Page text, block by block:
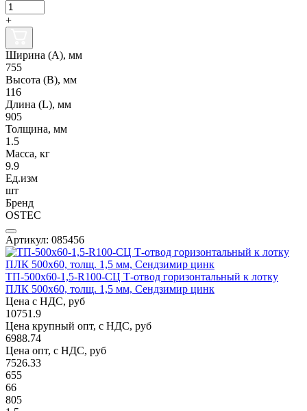
+
Ширина (А), мм
755
Высота (В), мм
116
Длина (L), мм
905
Толщина, мм
1.5
Масса, кг
9.9
Ед.изм
шт
Бренд
OSTEC
Артикул: 085456
ТП-500х60-1,5-R100-СЦ Т-отвод горизонтальный к лотку
ПЛК 500х60, толщ. 1,5 мм, Сендзимир цинк
Цена с НДС, руб
10751.9
Цена крупный опт, с НДС, руб
6988.74
Цена опт, с НДС, руб
7526.33
655
66
805